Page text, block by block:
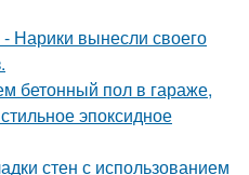
Нарики вынесли своего
бетонный пол в гараже,
эпоксидное
стен с использованием